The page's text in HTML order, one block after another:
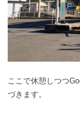
ここで休憩しつつ
づきます。